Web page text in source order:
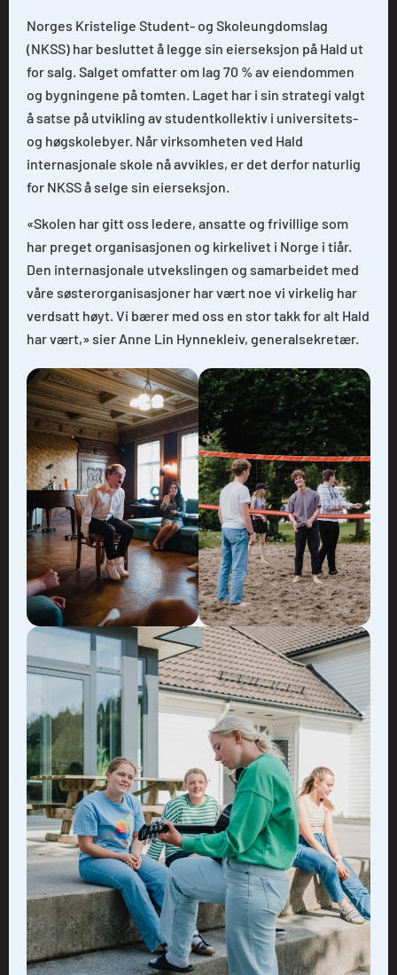
Norges Kristelige Student- og Skoleungdomslag
(NKSS) har besluttet å legge sin eierseksjon på Hald ut
for salg. Salget omfatter om lag 70 % av eiendommen
og bygningene på tomten. Laget har i sin strategi valgt
å satse på utvikling av studentkollektiv i universitets-
og høgskolebyer. Når virksomheten ved Hald
internasjonale skole nå avvikles, er det derfor naturlig
for NKSS å selge sin eierseksjon.
«Skolen har gitt oss ledere, ansatte og frivillige som
har preget organisasjonen og kirkelivet i Norge i tiår.
Den internasjonale utvekslingen og samarbeidet med
våre søsterorganisasjoner har vært noe vi virkelig har
verdsatt høyt. Vi bærer med oss en stor takk for alt Hald
har vært,» sier Anne Lin Hynnekleiv, generalsekretær.